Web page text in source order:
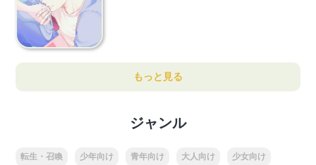
もっと見る
ジャンル
転生・召喚 少年向け 青年向け 大人向け 少女向け